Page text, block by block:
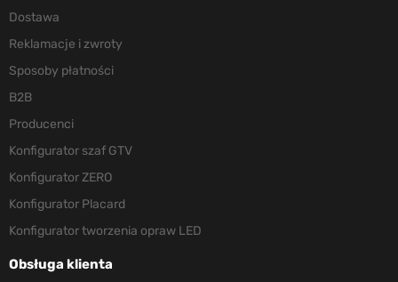
Dostawa
Reklamacje i zwroty
Sposoby płatności
B2B
Producenci
Konfigurator szaf GTV
Konfigurator ZERO
Konfigurator Placard
Konfigurator tworzenia opraw LED
Obsługa klienta